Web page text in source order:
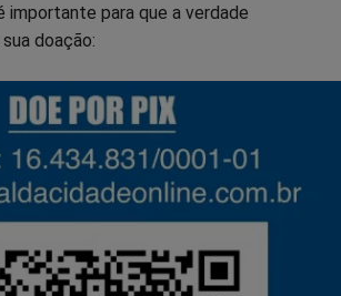
importante para que a verdade
doação: